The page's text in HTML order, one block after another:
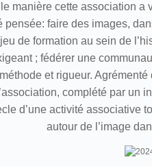
manière cette association a
pensée: faire des images,
de formation au sein de
; fédérer une
et rigueur.
complété par un
d’une activité associative
autour de l’image